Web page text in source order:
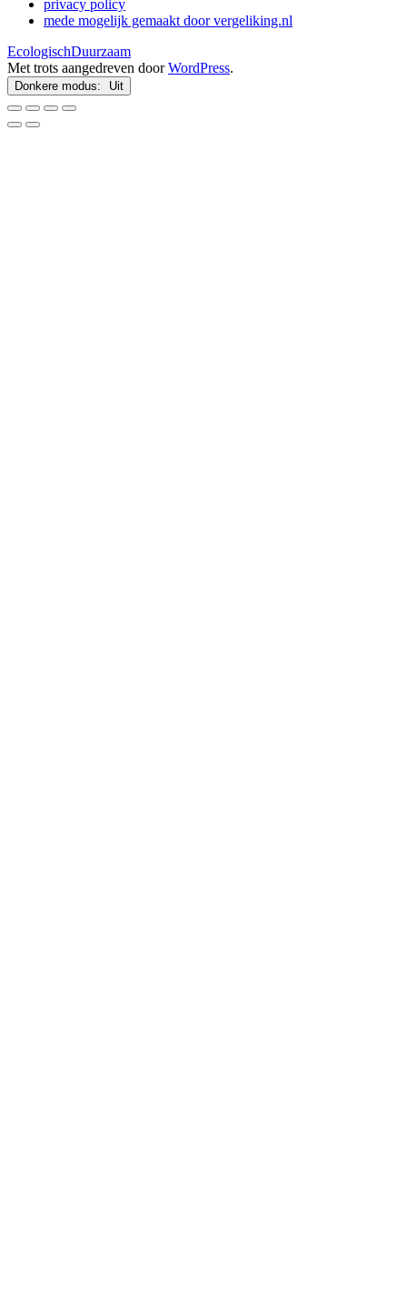
privacy policy
mede mogelijk gemaakt door vergeliking.nl
EcologischDuurzaam
Met trots aangedreven doorWordPress.
Donkere modus: